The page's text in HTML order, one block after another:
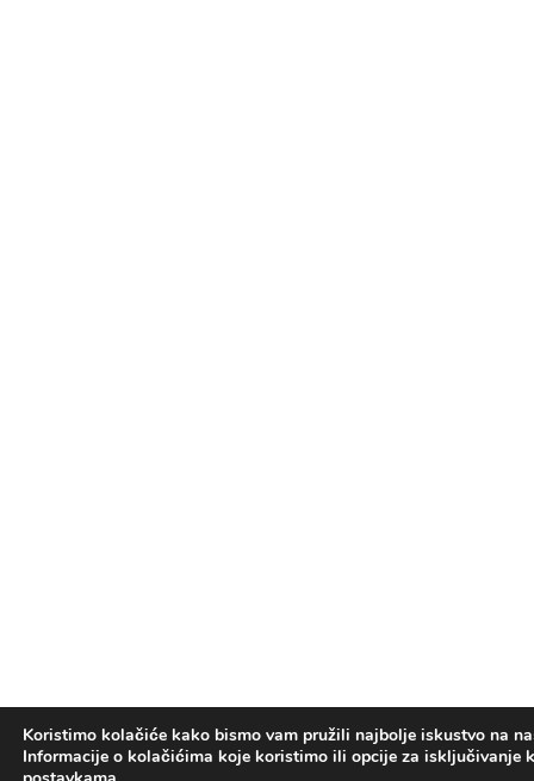
Koristimo kolačiće kako bismo vam pružili najbolje iskustvo na
Informacije o kolačićima koje koristimo ili opcije za isključivanje